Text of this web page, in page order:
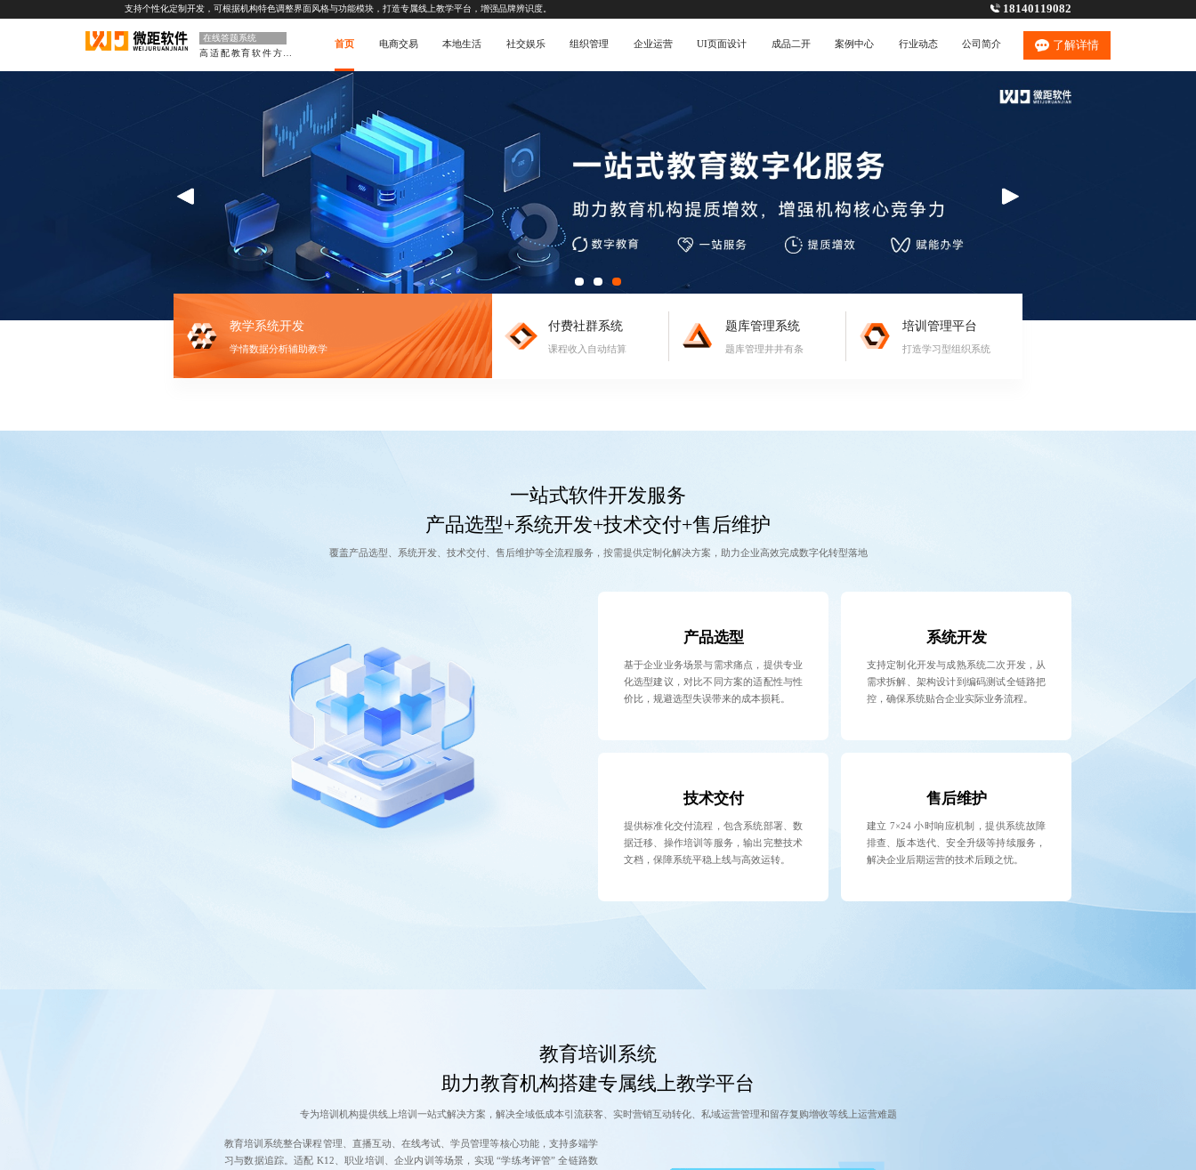
支持个性化定制开发，可根据机构特色调整界面风格与功能模块，打造专属线上教学平台，增强品牌辨识度。 18140119082
在线答题系统
首页 电商交易 本地生活 社交娱乐 组织管理 企业运营 UI页面设计 成品二开 案例中心 行业动态 公司简介 了解详情
教学系统开发
学情数据分析辅助教学
付费社群系统
课程收入自动结算
题库管理系统
题库管理井井有条
培训管理平台
打造学习型组织系统
一站式软件开发服务
产品选型+系统开发+技术交付+售后维护
覆盖产品选型、系统开发、技术交付、售后维护等全流程服务，按需提供定制化解决方案，助力企业高效完成数字化转型落地
产品选型
基于企业业务场景与需求痛点，提供专业
化选型建议，对比不同方案的适配性与性
价比，规避选型失误带来的成本损耗。
系统开发
支持定制化开发与成熟系统二次开发，从
需求拆解、架构设计到编码测试全链路把
控，确保系统贴合企业实际业务流程。
技术交付
提供标准化交付流程，包含系统部署、数
据迁移、操作培训等服务，输出完整技术
文档，保障系统平稳上线与高效运转。
售后维护
建立 7×24 小时响应机制，提供系统故障
排查、版本迭代、安全升级等持续服务，
解决企业后期运营的技术后顾之忧。
教育培训系统
助力教育机构搭建专属线上教学平台
专为培训机构提供线上培训一站式解决方案，解决全域低成本引流获客、实时营销互动转化、私域运营管理和留存复购增收等线上运营难题
教育培训系统整合课程管理、直播互动、在线考试、学员管理等核心功能，支持多端学
习与数据追踪。适配 K12、职业培训、企业内训等场景，实现 “学练考评管” 全链路数